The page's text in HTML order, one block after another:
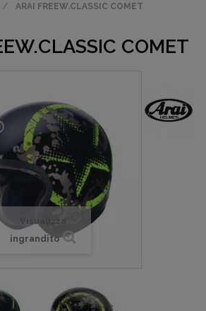
ARAI FREEW.CLASSIC COMET
COMET
Visualizza
ingrandito